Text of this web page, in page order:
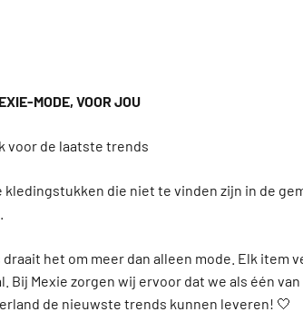
MODE, VOOR JOU
kledingstukken die niet te vinden zijn in de
draait het om meer dan alleen mode. Elk item
Bij Mexie zorgen wij ervoor dat we als één
de nieuwste trends kunnen leveren! 🤍